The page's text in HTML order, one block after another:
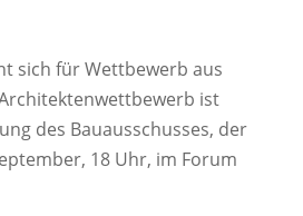
sich für Wettbewerb aus
ist
des Bauausschusses, der
18 Uhr, im Forum